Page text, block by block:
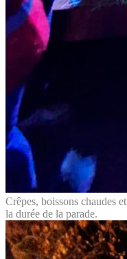
Crêpes, boissons chaudes
la durée de la parade.